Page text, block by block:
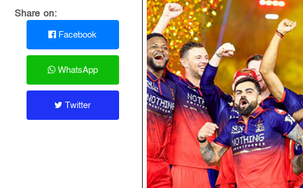
Share on:
Facebook
WhatsApp
Twitter